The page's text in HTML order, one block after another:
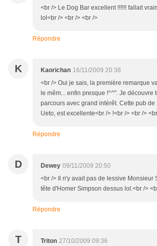
<br /> Le Dog Bar excellent !!!!!! fallait
lol<br /> <br /> <br />
Répondre
K Kaorichan 16/11/2009 20:38
<br /> Oui je sais, la première remarque
le mêm... enfin presque !^^". Je découvre
parcours avec grand intérêt. Cette pub de
Ueto, est excellente<br /> !<br /> <br />
Répondre
D Dewey 09/11/2009 20:50
<br /> Il n'y avait pas de lessive Monsieur
tête d'Homer Simpson dessus lol.<br />
Répondre
T Triton 27/10/2009 09:36